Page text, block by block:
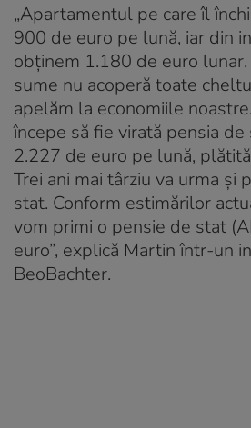
„Apartamentul pe care îl
900 de euro pe lună, iar din
obținem 1.180 de euro lunar.
sume nu acoperă toate
apelăm la economiile
începe să fie virată pensia de
2.227 de euro pe lună,
Trei ani mai târziu va urma și
stat. Conform estimărilor
vom primi o pensie de stat
euro”, explică Martin într-un
BeoBachter.